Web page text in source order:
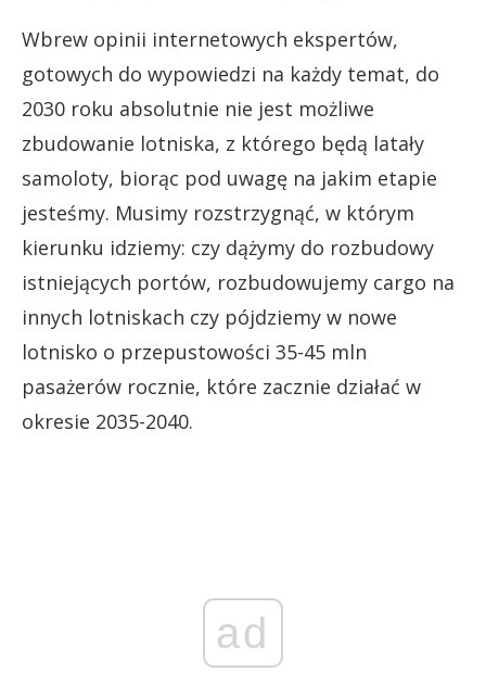
Wbrew opinii internetowych ekspertów,
gotowych do wypowiedzi na każdy temat, do
2030 roku absolutnie nie jest możliwe
zbudowanie lotniska, z którego będą latały
samoloty, biorąc pod uwagę na jakim etapie
jesteśmy. Musimy rozstrzygnąć, w którym
kierunku idziemy: czy dążymy do rozbudowy
istniejących portów, rozbudowujemy cargo na
innych lotniskach czy pójdziemy w nowe
lotnisko o przepustowości 35-45 mln
pasażerów rocznie, które zacznie działać w
okresie 2035-2040.
ad